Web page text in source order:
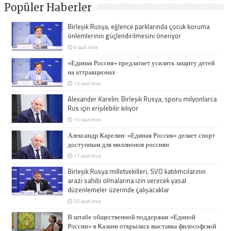
Popüler Haberler
Birleşik Rusya, eğlence parklarında çocuk koruma
önlemlerinin güçlendirilmesini öneriyor
6 saat önce
«Единая Россия» предлагает усилить защиту детей
на аттракционах
12 saat önce
Alexander Karelin: Birleşik Rusya, sporu milyonlarca
Rus için erişilebilir kılıyor
15 saat önce
Александр Карелин: «Единая Россия» делает спорт
доступным для миллионов россиян
17 saat önce
Birleşik Rusya milletvekilleri, SVO katılımcılarının
arazi sahibi olmalarına izin verecek yasal
düzenlemeler üzerinde çalışacaklar
20 saat önce
В штабе общественной поддержки «Единой
России» в Казани открылась выставка философской